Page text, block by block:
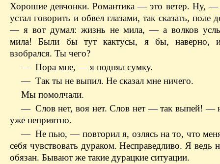
Хорошие девчонки. Романтика — это ветер. Ну,
устал говорить и обвел глазами, так сказать, поле
— я вот думал: жизнь не мила, — а волков
мила! Были бы тут кактусы, я бы, наверно,
взобрался. Ты чего?
— Пора мне, — я поднял сумку.
— Так ты не выпил. Не сказал мне ничего.
Мы помолчали.
— Слов нет, воя нет. Слов нет — так выпей! —
уже неприятно.
— Не пью, — повторил я, озлясь на то, что меня
себя чувствовать дураком. Несправедливо. Я ведь
обязан. Бывают же такие дурацкие ситуации.